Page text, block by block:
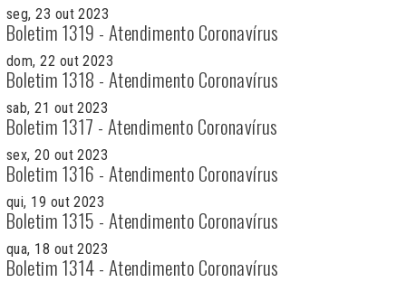
seg, 23 out 2023
Boletim 1319 - Atendimento Coronavírus
dom, 22 out 2023
Boletim 1318 - Atendimento Coronavírus
sab, 21 out 2023
Boletim 1317 - Atendimento Coronavírus
sex, 20 out 2023
Boletim 1316 - Atendimento Coronavírus
qui, 19 out 2023
Boletim 1315 - Atendimento Coronavírus
qua, 18 out 2023
Boletim 1314 - Atendimento Coronavírus